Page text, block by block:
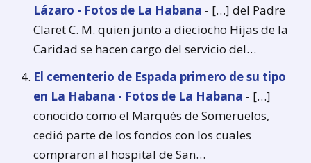
Lázaro - Fotos de La Habana - […] del Padre
Claret C. M. quien junto a dieciocho Hijas de la
Caridad se hacen cargo del servicio del…
El cementerio de Espada primero de su tipo
en La Habana - Fotos de La Habana - […]
conocido como el Marqués de Someruelos,
cedió parte de los fondos con los cuales
compraron al hospital de San…